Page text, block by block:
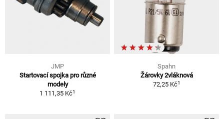
JMP
Startovací spojka pro různé
modely
1 111,35 Kč1
Spahn
Žárovky 2vláknová
72,25 Kč1